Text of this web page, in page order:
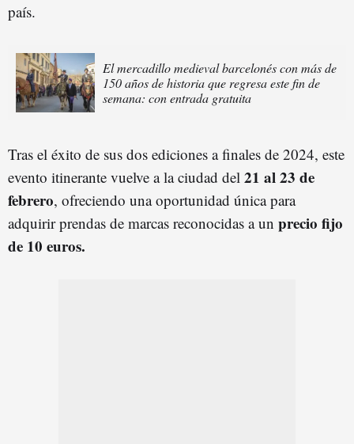
país.
El mercadillo medieval barcelonés con más de
150 años de historia que regresa este fin de
semana: con entrada gratuita
Tras el éxito de sus dos ediciones a finales de 2024, este
evento itinerante vuelve a la ciudad del 21 al 23 de
febrero, ofreciendo una oportunidad única para
adquirir prendas de marcas reconocidas a un precio fijo
de 10 euros.